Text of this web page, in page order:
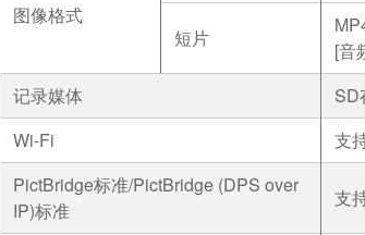
图像格式
短片
[音
记录媒体
SD
Wi-Fi
支
PictBridge标准/PictBridge (DPS over
IP)标准
支